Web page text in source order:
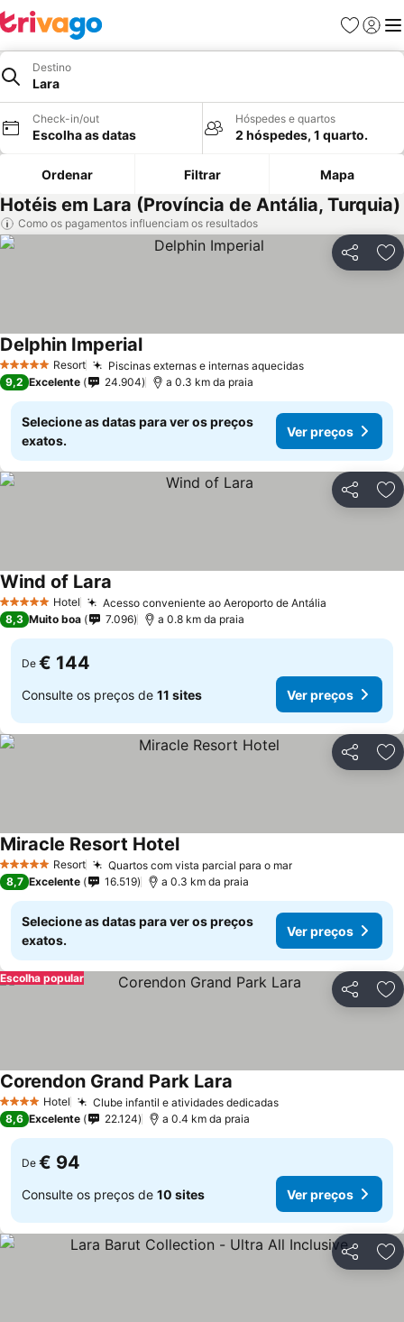
Favoritos
Iniciar
Destino
Lara
Check-in/out
Escolha as datas
Hóspedes e quartos
2 hóspedes, 1 quarto.
Ordenar Filtrar Mapa
Hotéis em Lara (Província de Antália, Turquia)
Como os pagamentos influenciam os resultados
Partilhar
5 Estrelas Resort Piscinas externas e internas aquecidas
Delphin Imperial
9,2 Excelente 24.904 a 0.3 km da praia
Selecione as datas para ver os preços
exatos.
Ver preços
Partilhar
5 Estrelas Hotel Acesso conveniente ao Aeroporto de Antália
Wind of Lara
8,3 Muito boa 7.096 a 0.8 km da praia
De € 144
Consulte os preços de 11 sites Ver preços
Partilhar
5 Estrelas Resort Quartos com vista parcial para o mar
Miracle Resort Hotel
8,7 Excelente 16.519 a 0.3 km da praia
Selecione as datas para ver os preços
exatos.
Ver preços
Partilhar
Escolha popular
4 EstrelasHotel Clube infantil e atividades dedicadas
Corendon Grand Park Lara
8,6 Excelente 22.124 a 0.4 km da praia
De € 94
Consulte os preços de 10 sites Ver preços
Partilhar